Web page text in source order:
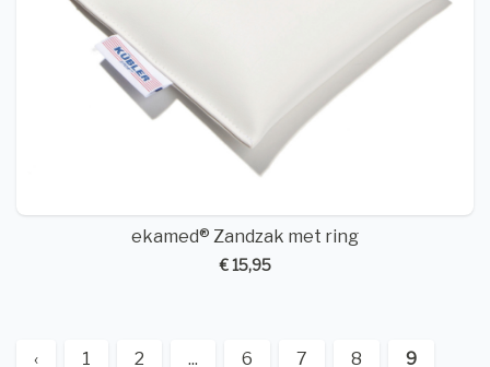
ekamed® Zandzak met ring
€ 15,95
‹ 1 2 ... 6 7 8 9